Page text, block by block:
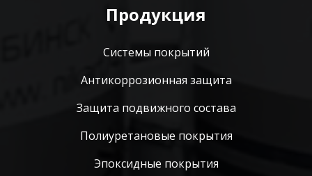
Продукция
Системы покрытий
Антикоррозионная защита
Защита подвижного состава
Полиуретановые покрытия
Эпоксидные покрытия